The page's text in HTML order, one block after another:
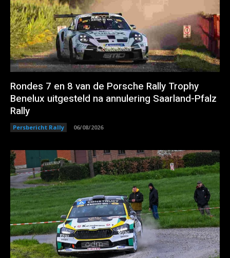
Rondes 7 en 8 van de Porsche Rally Trophy
Benelux uitgesteld na annulering Saarland-Pfalz
Rally
Persbericht Rally 06/08/2026